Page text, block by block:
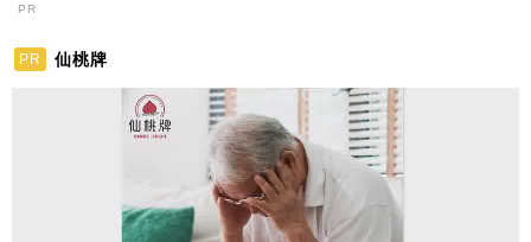
PR
PR 仙桃牌